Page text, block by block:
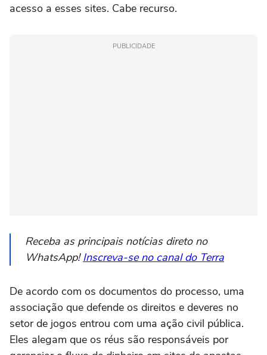
acesso a esses sites. Cabe recurso.
PUBLICIDADE
Receba as principais notícias direto no
WhatsApp!Inscreva-se no canal do Terra
De acordo com os documentos do processo, uma
associação que defende os direitos e deveres no
setor de jogos entrou com uma ação civil pública.
Eles alegam que os réus são responsáveis por